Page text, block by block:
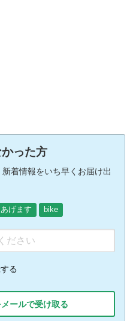
った方
着情報をいち早くお届け出
げます bike
る
ールで受け取る